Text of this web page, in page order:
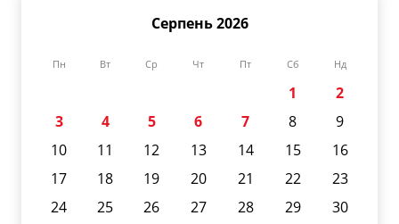
Серпень 2026
Пн Вт Ср Чт Пт Сб Нд
1
2
3
4 5 6 7 8
9
10
11 12 13 14 15
16
17
18 19 20 21 22
23
24
25 26 27 28 29
30